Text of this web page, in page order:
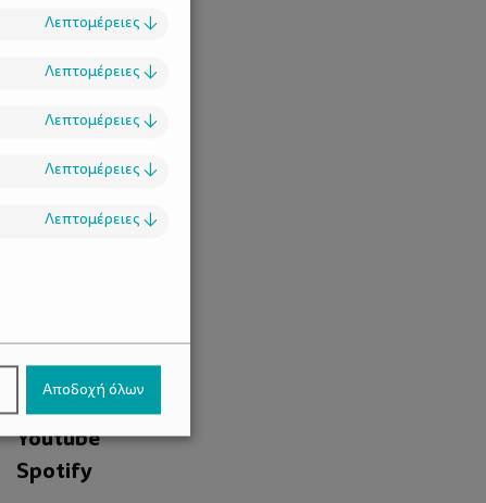
Facebook
Instagram
Youtube
Spotify
Λεπτομέρειες ↓
Λεπτομέρειες ↓
Λεπτομέρειες ↓
Λεπτομέρειες ↓
Λεπτομέρειες ↓
Αποδοχή όλων